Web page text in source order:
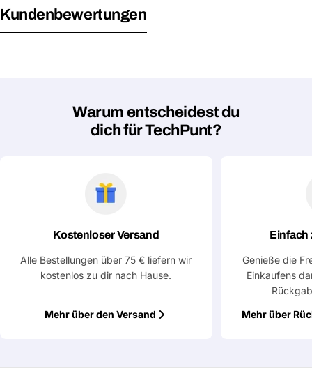
Deine
Kundenbewertungen
Warum entscheidest du
dich für TechPunt?
Kostenloser Versand
Alle Bestellungen über 75 € liefern wir
kostenlos zu dir nach Hause.
Mehr über den Versand
Einfach
Genieße die
Einkaufens
Mehr über